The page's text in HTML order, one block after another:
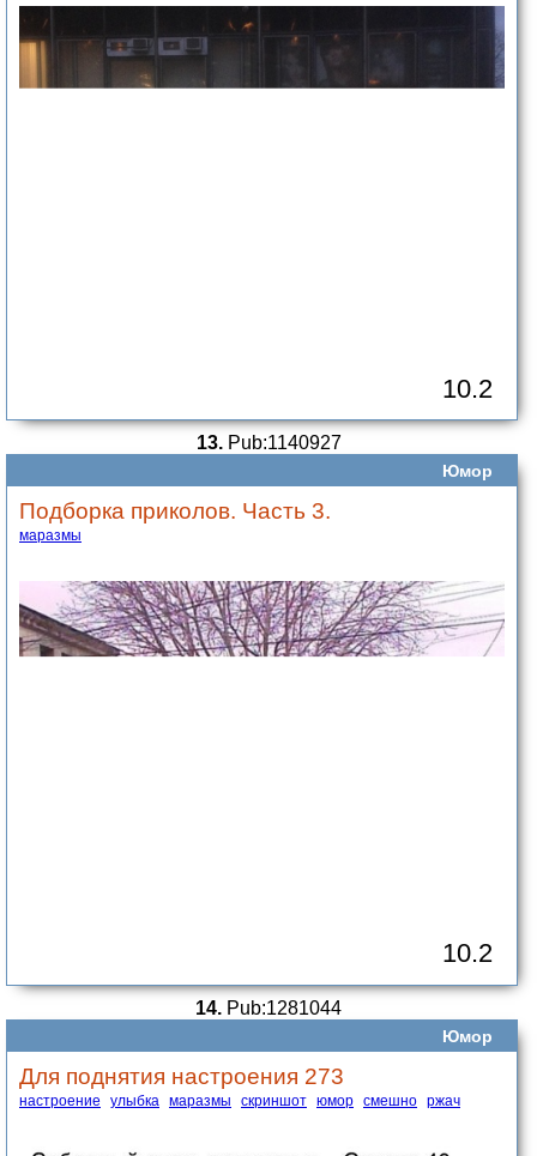
10.2
13.Pub:1140927
Юмор
Подборка приколов. Часть 3.
маразмы
10.2
14. Pub:1281044
Юмор
Для поднятия настроения 273
настроение улыбка маразмы скриншот юмор смешно ржач